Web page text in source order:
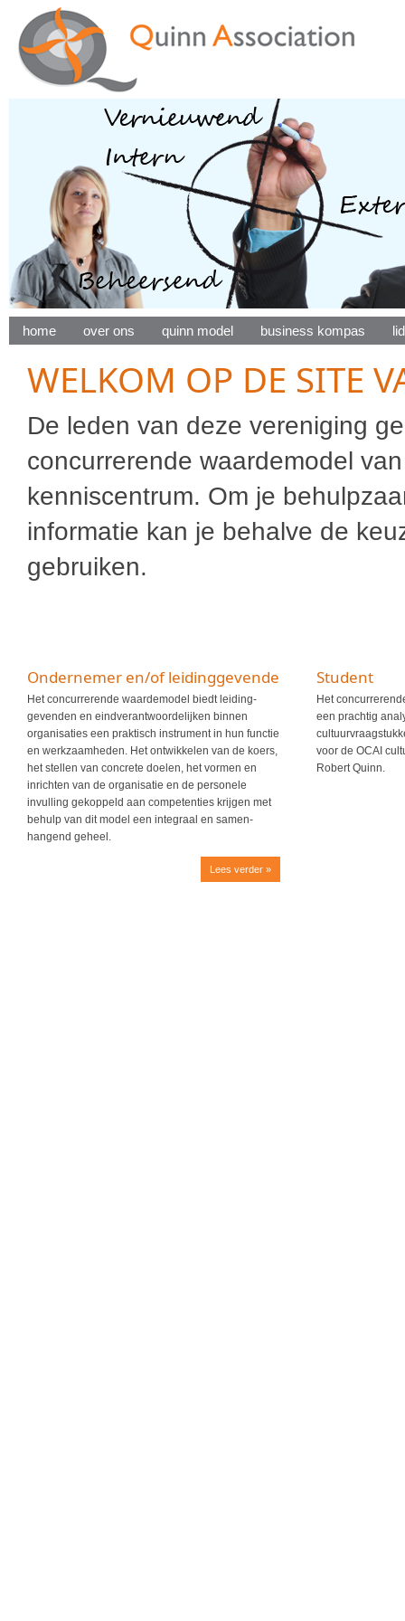
home over ons quinn model business kompas
WELKOM OP DE SITE
De leden van deze vereniging
concurrerende waardemodel
kenniscentrum. Om je
informatie kan je behalve de
gebruiken.
Ondernemer en/of leidinggevende
Het concurrerende waardemodel biedt leiding­
gevenden en eindverantwoordelijken binnen
organisaties een praktisch instrument in hun functie
en werkzaamheden. Het ontwikkelen van de koers,
het stellen van concrete doelen, het vormen en
inrichten van de organisatie en de personele
invulling gekoppeld aan competenties krijgen met
behulp van dit model een integraal en samen­
hangend geheel.
Lees verder »
Student
Het
een prachtig
voor de OCAI
Robert Quinn.